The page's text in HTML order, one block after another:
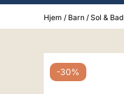
Hjem / Barn / Sol & Bad
-30%